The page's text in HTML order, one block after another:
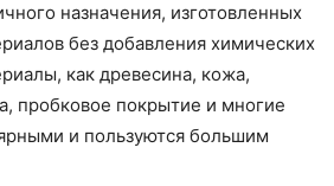
назначения, изготовленных
без добавления химических
как древесина, кожа,
пробковое покрытие и многие
и пользуются большим